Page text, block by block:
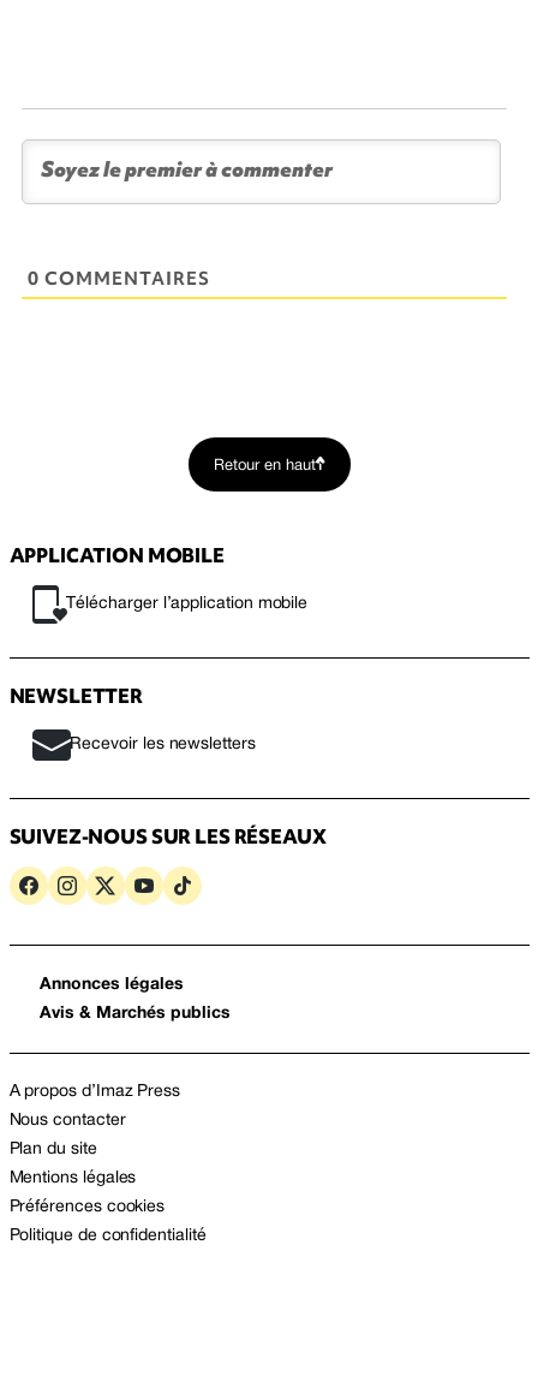
0 COMMENTAIRES
Retour en haut
APPLICATION MOBILE
Télécharger l’application mobile
NEWSLETTER
Recevoir les newsletters
SUIVEZ-NOUS SUR LES RÉSEAUX
Annonces légales
Avis & Marchés publics
A propos d’Imaz Press
Nous contacter
Plan du site
Mentions légales
Préférences cookies
Politique de confidentialité